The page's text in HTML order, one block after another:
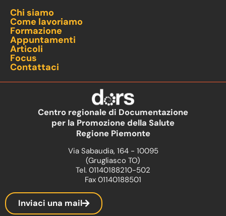
Chi siamo
Come lavoriamo
Formazione
Appuntamenti
Articoli
Focus
Contattaci
Centro regionale di Documentazione
per la Promozione della Salute
Regione Piemonte
Via Sabaudia, 164 - 10095
(Grugliasco TO)
Tel. 01140188210-502
Fax 01140188501
Inviaci una mail